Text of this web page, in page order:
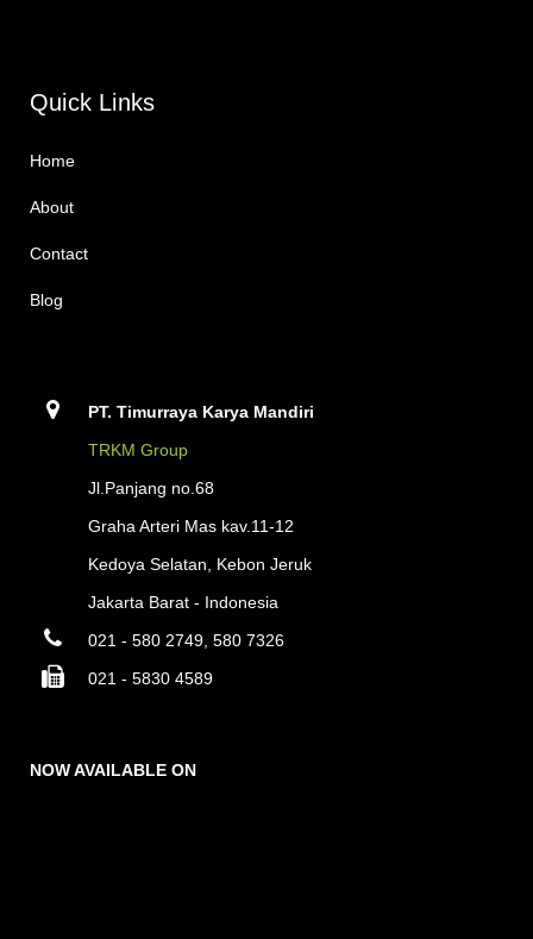
Quick Links
Home
About
Contact
Blog
PT. Timurraya Karya Mandiri
TRKM Group
Jl.Panjang no.68
Graha Arteri Mas kav.11-12
Kedoya Selatan, Kebon Jeruk
Jakarta Barat - Indonesia
021 - 580 2749, 580 7326
021 - 5830 4589
NOW AVAILABLE ON